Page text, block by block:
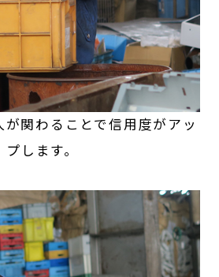
関わることで信用度がアッ
プします。